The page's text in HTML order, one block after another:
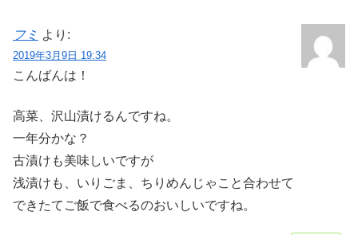
フミ より:
2019年3月9日 19:34
こんばんは！
高菜、沢山漬けるんですね。
一年分かな？
古漬けも美味しいですが
浅漬けも、いりごま、ちりめんじゃこと合わせて
できたてご飯で食べるのおいしいですね。